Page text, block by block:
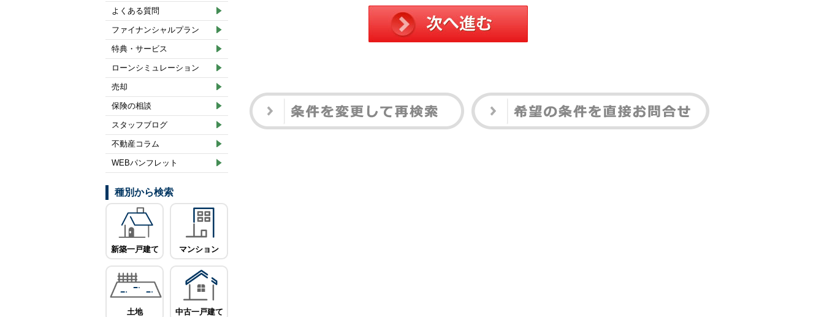
よくある質問
ファイナンシャルプラン
特典・サービス
ローンシミュレーション
売却
保険の相談
スタッフブログ
不動産コラム
WEBパンフレット
種別から検索
新築一戸建て マンション
土地 中古一戸建て